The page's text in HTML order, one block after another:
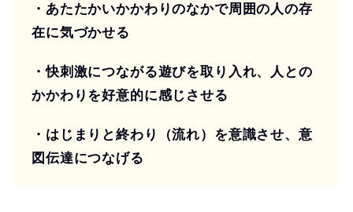
・あたたかいかかわりのなかで周囲の人の存
在に気づかせる
・快刺激につながる遊びを取り入れ、人との
かかわりを好意的に感じさせる
・はじまりと終わり（流れ）を意識させ、意
図伝達につなげる